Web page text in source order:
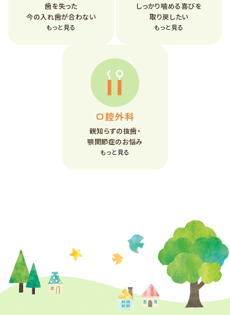
歯を失った
今の入れ歯が合わない
もっと見る
しっかり噛める喜びを
取り戻したい
もっと見る
口腔外科
親知らずの抜歯・
顎関節症のお悩み
もっと見る